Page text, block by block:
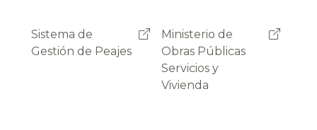
Ministerio de
Obras Públicas
Administradora
Boliviana de
Carreteras